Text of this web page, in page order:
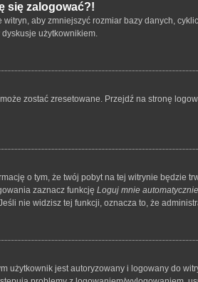
się zalogować?!
aby zmniejszyć rozmiar bazy danych,
użytkownikiem.
zostać zresetowane. Przejdź na stronę
o tym, że twój pobyt na tej witrynie będzie
zaznacz funkcję Loguj mnie automatycznie
nie widzisz tej funkcji, oznacza to, że
użytkownik jest autoryzowany i logowany do